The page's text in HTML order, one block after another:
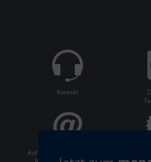
Kontakt
Auf dem Laufenden bleiben: